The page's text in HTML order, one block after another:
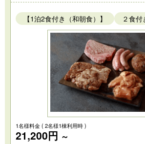
【1泊2食付き（和朝食）】 ２食付
1名様料金( 2名様1棟利用時 )
21,200円 ～